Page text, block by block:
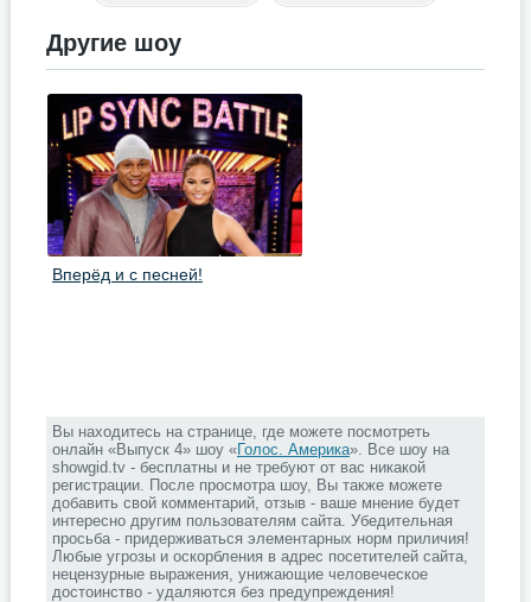
Другие шоу
Вперёд и с песней!
Вы находитесь на странице, где можете посмотреть
онлайн «Выпуск 4» шоу «Голос. Америка». Все шоу на
showgid.tv - бесплатны и не требуют от вас никакой
регистрации. После просмотра шоу, Вы также можете
добавить свой комментарий, отзыв - ваше мнение будет
интересно другим пользователям сайта. Убедительная
просьба - придерживаться элементарных норм приличия!
Любые угрозы и оскорбления в адрес посетителей сайта,
нецензурные выражения, унижающие человеческое
достоинство - удаляются без предупреждения!